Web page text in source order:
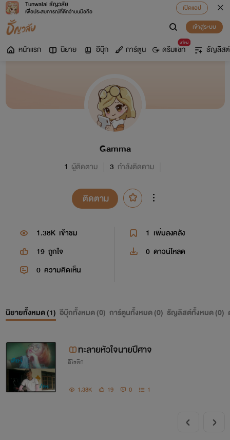
Tunwalai ธัญวลัย
เพื่อประสบการณ์ที่ดีกว่าบนมือถือ
เปิดแอป
เข้าสู่ระบบ
หน้าแรก นิยาย อีบุ๊ก การ์ตูน
มาใหม่
ดรีมแชท ธัญลิสต์
Gamma
1 ผู้ติดตาม 3 กำลังติดตาม
ติดตาม
1.38K เข้าชม 1 เพิ่มลงคลัง
19 ถูกใจ 0 ดาวน์โหลด
0 ความคิดเห็น
นิยายทั้งหมด (1) อีบุ๊กทั้งหมด (0) การ์ตูนทั้งหมด (0) ธัญลิสต์ทั้งหมด (0)
ทะลายหัวใจนายปีศาจ
อีโรติก
1.38K 19 0 1